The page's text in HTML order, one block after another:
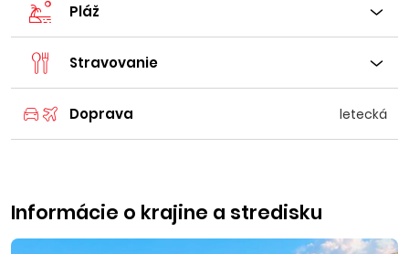
Pláž
Stravovanie
Doprava letecká
Informácie o krajine a stredisku